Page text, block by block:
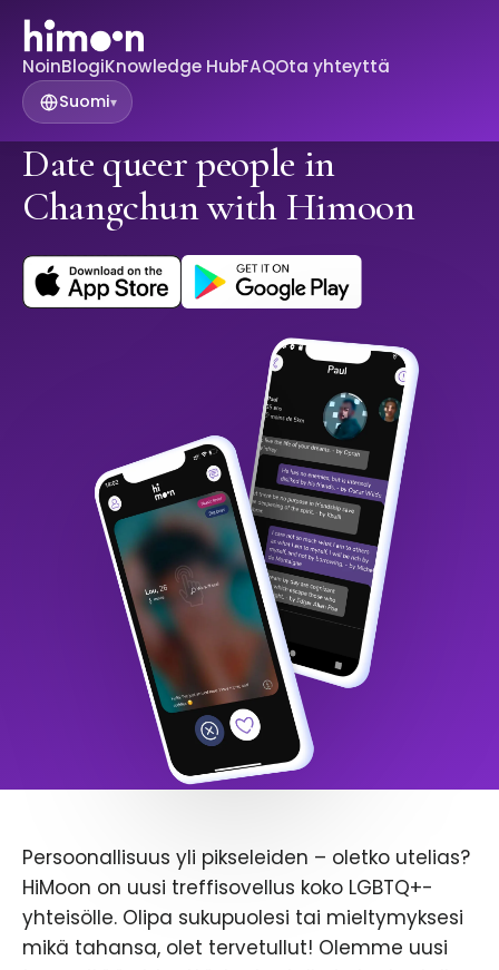
NoinBlogiKnowledge HubFAQOta yhteyttä
Suomi▾
Date queer people in
Changchun with Himoon
Persoonallisuus yli pikseleiden – oletko utelias?
HiMoon on uusi treffisovellus koko LGBTQ+-
yhteisölle. Olipa sukupuolesi tai mieltymyksesi
mikä tahansa, olet tervetullut! Olemme uusi